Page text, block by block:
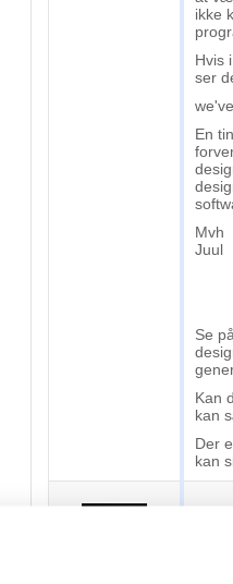
ikke
Hvis
ser
En
Mvh
Juul
Se
Kan
kan
Der
kan